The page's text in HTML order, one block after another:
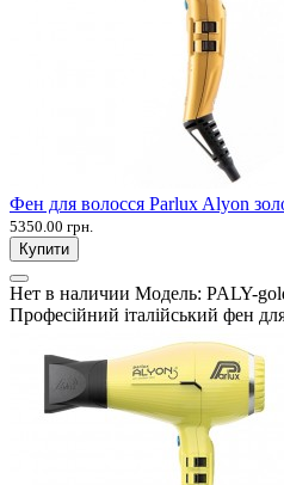
Фен для волосся Parlux Alyon
5350.00 грн.
Купити
Нет в наличии Модель: PALY-
Професійний італійський фен